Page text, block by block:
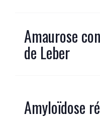
Amaurose
de Leber
Amyloïdose